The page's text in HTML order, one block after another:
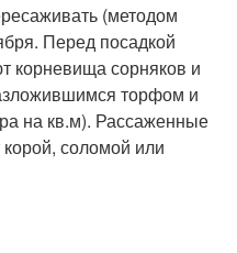
(методом
Перед посадкой
корневища сорняков и
торфом и
на кв.м). Рассаженные
соломой или